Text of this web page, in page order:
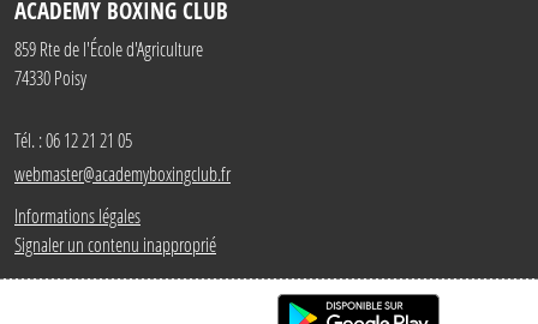
ACADEMY BOXING CLUB
859 Rte de l'École d'Agriculture
74330Poisy
Tél. :06 12 21 21 05
webmaster@academyboxingclub.fr
Informations légales
Signaler un contenu inapproprié